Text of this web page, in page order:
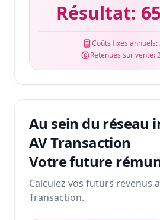
Résultat:
Coûts fixes annuels:
Retenues sur vente:
Au sein du réseau
AV Transaction
Votre future
Calculez vos futurs revenus
Transaction.